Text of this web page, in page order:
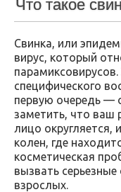
Что такое
Свинка, или
вирус, который
специфического
первую очередь —
заметить, что ваш
лицо округляется,
колен, где
косметическая
вызвать
взрослых.